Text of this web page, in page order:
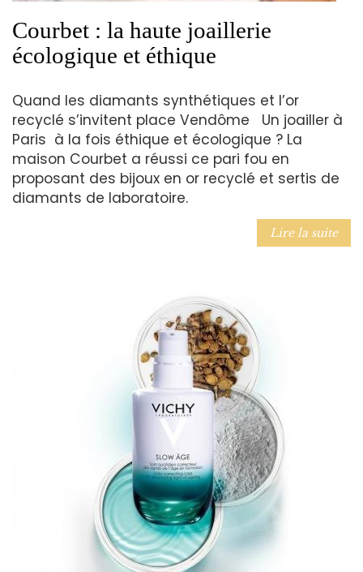
Courbet : la haute joaillerie
écologique et éthique
Quand les diamants synthétiques et l’or
recyclé s’invitent place Vendôme Un joailler à
Paris à la fois éthique et écologique ? La
maison Courbet a réussi ce pari fou en
proposant des bijoux en or recyclé et sertis de
diamants de laboratoire.
Lire la suite